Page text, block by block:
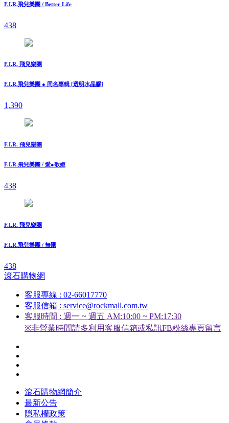
F.I.R.飛兒樂團 / Better Life
438
F.I.R. 飛兒樂團
F.I.R.飛兒樂團 ● 同名專輯 [透明水晶膠]
1,390
F.I.R. 飛兒樂團
F.I.R.飛兒樂團 / 愛●歌姬
438
F.I.R. 飛兒樂團
F.I.R.飛兒樂團 / 無限
438
滾石購物網
客服專線 : 02-66017770
客服信箱 : service@rockmall.com.tw
客服時間 : 週一 ~ 週五 AM:10:00 ~ PM:17:30
※非營業時間請多利用客服信箱或私訊FB粉絲專頁留言
滾石購物網簡介
最新公告
隱私權政策